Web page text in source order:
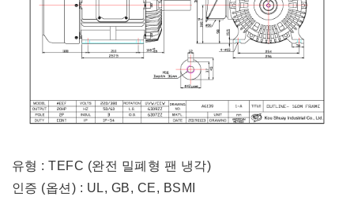
유형 : TEFC (완전 밀폐형 팬 냉각)
인증 (옵션) : UL, GB, CE, BSMI